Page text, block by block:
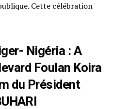
Cette célébration
Nigéria : A
Foulan Koira
du Président